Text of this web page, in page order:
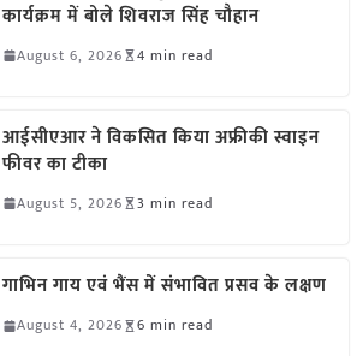
कार्यक्रम में बोले शिवराज सिंह चौहान
August 6, 2026 4 min read
आईसीएआर ने विकसित किया अफ्रीकी स्वाइन
फीवर का टीका
August 5, 2026 3 min read
गाभिन गाय एवं भैंस में संभावित प्रसव के लक्षण
August 4, 2026 6 min read